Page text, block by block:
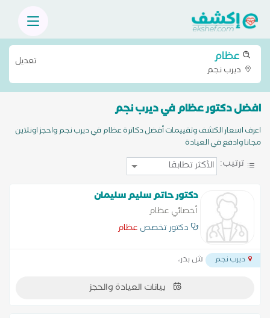
عظام
ديرب نجم
تعديل
افضل دكتور عظام في ديرب نجم
اعرف اسعار الكشف وتقييمات أفضل دكاترة عظام في ديرب نجم واحجز اونلاين
مجانا وادفع في العيادة
ترتيب:
دكتور حاتم سليم سليمان
أخصائي عظام
دكتور تخصص عظام
ديرب نجم ش بدر،
بيانات العيادة والحجز